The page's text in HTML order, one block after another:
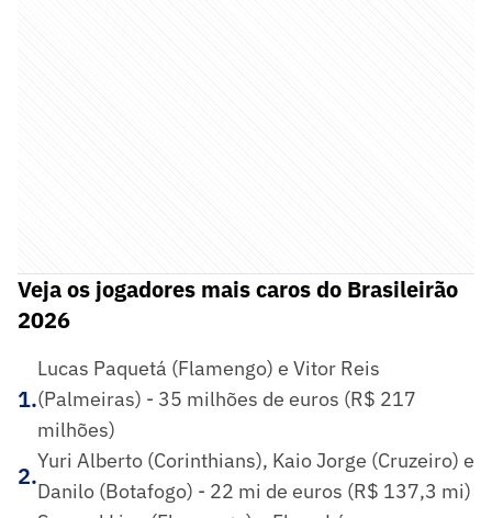
Veja os jogadores mais caros do Brasileirão
2026
1.
Lucas Paquetá (Flamengo) e Vitor Reis
(Palmeiras) - 35 milhões de euros (R$ 217
milhões)
2.
Yuri Alberto (Corinthians), Kaio Jorge (Cruzeiro) e
Danilo (Botafogo) - 22 mi de euros (R$ 137,3 mi)